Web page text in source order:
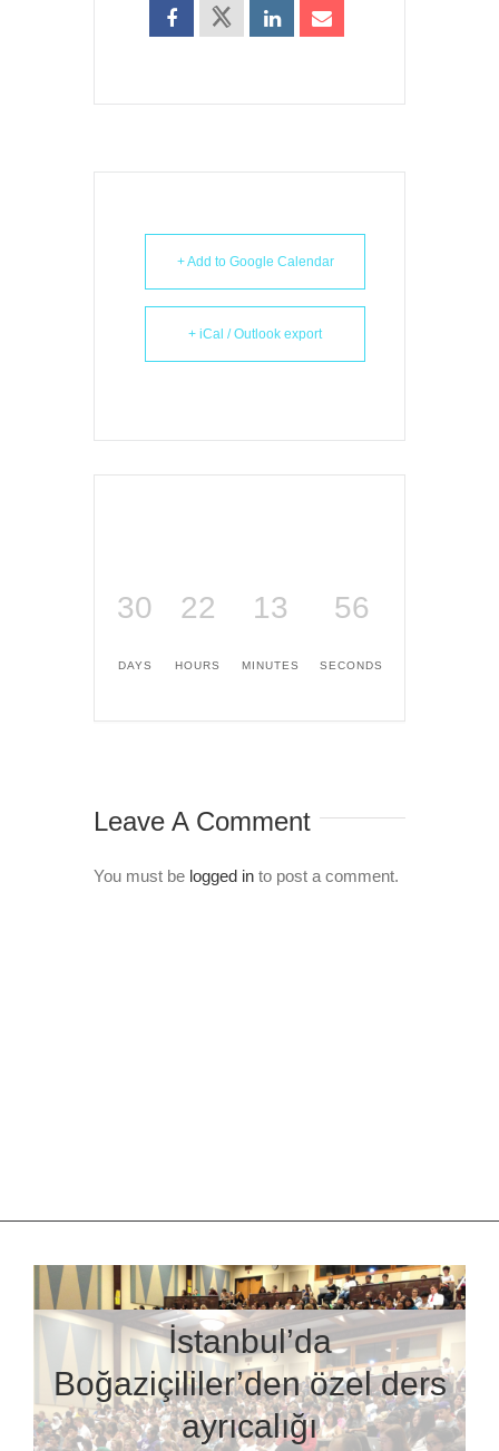
+ Add to Google Calendar
+ iCal / Outlook export
30
DAYS
22
HOURS
13
MINUTES
56
SECONDS
Leave A Comment
You must be logged in to post a comment.
İstanbul’da
Boğaziçililer’den özel ders
ayrıcalığı